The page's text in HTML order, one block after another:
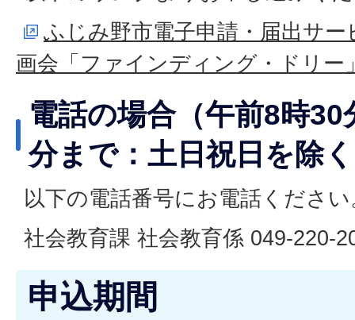
ふじみ野市電子申請・届出サ
画会「ファインディング・ドリー
電話の場合（午前8時
分まで：土日祝日を除
以下の電話番号にお電話ください
社会教育課 社会教育係 049-220-
申込期間